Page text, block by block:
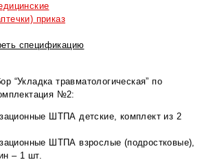
приказ
спецификацию
“Укладка травматологическая” по
№2:
ШТПА детские, комплект из 2
ШТПА взрослые (подростковые),
– 1 шт.